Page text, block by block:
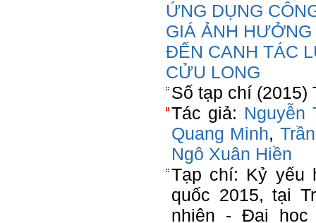
ỨNG DỤNG
GIÁ ẢNH
ĐẾN CANH TÁC
CỬU LONG
Số tạp chí (2015)
Tác giả: Nguyễn
Quang Minh,
Ngô Xuân Hiền
Tạp chí: Kỷ yếu
quốc 2015, tại
nhiên - Đại học